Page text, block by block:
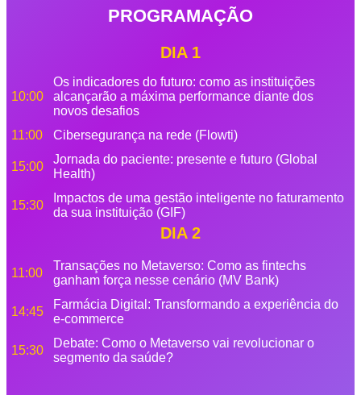
PROGRAMAÇÃO
DIA 1
10:00
Os indicadores do futuro: como as instituições
alcançarão a máxima performance diante dos
novos desafios
11:00
Cibersegurança na rede (Flowti)
15:00
Jornada do paciente: presente e futuro (Global
Health)
15:30
Impactos de uma gestão inteligente no faturamento
da sua instituição (GIF)
DIA 2
11:00
Transações no Metaverso: Como as fintechs
ganham força nesse cenário (MV Bank)
14:45
Farmácia Digital: Transformando a experiência do
e-commerce
15:30
Debate: Como o Metaverso vai revolucionar o
segmento da saúde?